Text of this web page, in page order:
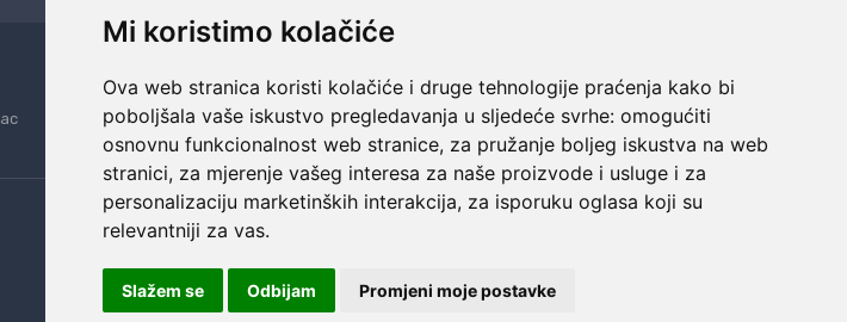
Mi koristimo kolačiće
Ova web stranica koristi kolačiće i druge tehnologije praćenja kako bi
poboljšala vaše iskustvo pregledavanja u sljedeće svrhe: omogućiti
osnovnu funkcionalnost web stranice, za pružanje boljeg iskustva na web
stranici, za mjerenje vašeg interesa za naše proizvode i usluge i za
personalizaciju marketinških interakcija, za isporuku oglasa koji su
relevantniji za vas.
Slažem se Odbijam Promjeni moje postavke
24/7 odlična podrška
Naši agenti uvijek na raspolaganju
Sigurno obročno plaćanje
Do 24 rata bez kamata